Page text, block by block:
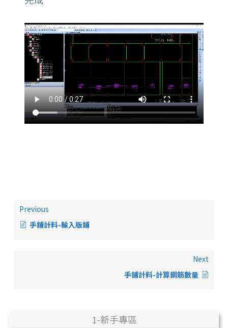
1-新手專區
Previous
手鋪計料-輸入版鋪
Next
手鋪計料-計算鋼筋數量